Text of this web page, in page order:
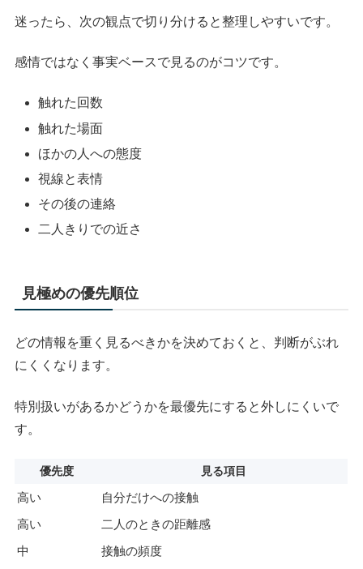
迷ったら、次の観点で切り分けると整理しやすいです。
感情ではなく事実ベースで見るのがコツです。
触れた回数
触れた場面
ほかの人への態度
視線と表情
その後の連絡
二人きりでの近さ
見極めの優先順位
どの情報を重く見るべきかを決めておくと、判断がぶれ
にくくなります。
特別扱いがあるかどうかを最優先にすると外しにくいで
す。
優先度 見る項目
高い
自分だけへの接触
高い
二人のときの距離感
中
接触の頻度